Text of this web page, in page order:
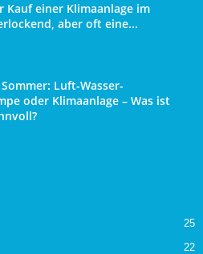
Kauf einer Klimaanlage im
aber oft eine...
Luft-Wasser-
oder Klimaanlage – Was ist
25
22